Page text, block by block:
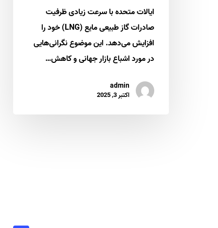
ایالات متحده با سرعت زیادی ظرفیت
صادرات گاز طبیعی مایع (LNG) خود را
افزایش می‌دهد. این موضوع نگرانی‌هایی
در مورد اشباع بازار جهانی و کاهش…
admin
اکتبر 3, 2025